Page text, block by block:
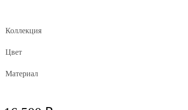
Коллекция
Цвет
Материал